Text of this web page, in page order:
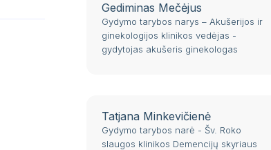
Gediminas Mečėjus
Gydymo tarybos narys – Akušerijos ir
ginekologijos klinikos vedėjas -
gydytojas akušeris ginekologas
Tatjana Minkevičienė
Gydymo tarybos narė - Šv. Roko
slaugos klinikos Demencijų skyriaus